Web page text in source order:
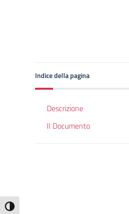
Attiva/disattiva alto contrasto
Indice della pagina
Descrizione
Il Documento